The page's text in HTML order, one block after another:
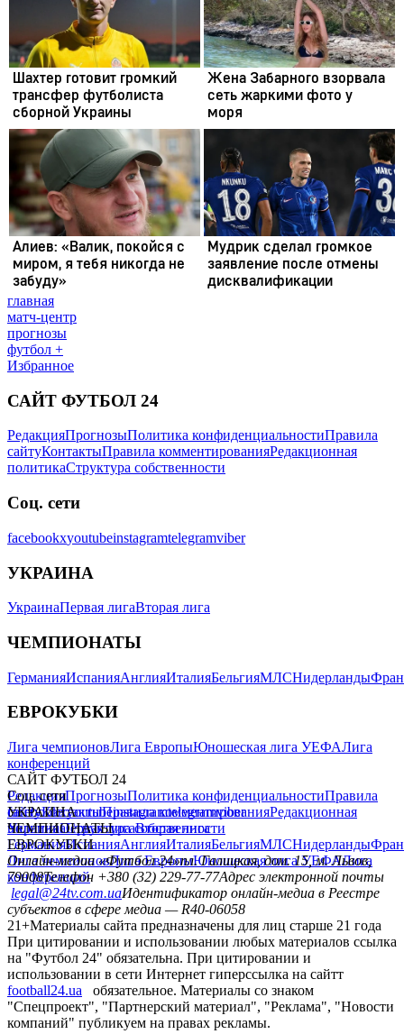
главная
матч-центр
прогнозы
футбол +
Избранное
САЙТ ФУТБОЛ 24
РедакцияПрогнозыПолитика конфиденциальностиПравила
сайтуКонтактыПравила комментированияРедакционная
политикаСтруктура собственности
Соц. сети
facebookxyoutubeinstagramtelegramviber
УКРАИНА
УкраинаПервая лигаВторая лига
ЧЕМПИОНАТЫ
ГерманияИспанияАнглияИталияБельгияМЛСНидерланды
ЕВРОКУБКИ
Лига чемпионовЛига ЕвропыЮношеская лига УЕФАЛига
конференций
САЙТ ФУТБОЛ 24
РедакцияПрогнозыПолитика конфиденциальностиПравила
сайтуКонтактыПравила комментированияРедакционная
политикаСтруктура собственности
Соц. сети
facebookxyoutubeinstagramtelegramviber
УКРАИНА
УкраинаПервая лигаВторая лига
ЧЕМПИОНАТЫ
ГерманияИспанияАнглияИталияБельгияМЛСНидерланды
ЕВРОКУБКИ
Лига чемпионовЛига ЕвропыЮношеская лига УЕФАЛига
конференций
Онлайн-медиа «Футбол 24»пл. Галицкая, дом. 15, м. Львов,
79008Телефон +380 (32) 229-77-77Адрес электронной почты
legal@24tv.com.uaИдентификатор онлайн-медиа в Реестре
субъектов в сфере медиа — R40-06058
21+Материалы сайта предназначены для лиц старше 21 года
При цитировании и использовании любых материалов ссылка
на "Футбол 24" обязательна. При цитировании и
использовании в сети Интернет гиперссылка на сайтт
football24.ua
обязательное. Материалы со знаком
"Спецпроект", "Партнерский материал", "Реклама", "Новости
компаний" публикуем на правах рекламы.